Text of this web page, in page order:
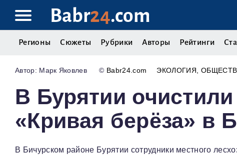
Babr24.com
Регионы Сюжеты Рубрики Авторы Рейтинги
Марк Яковлев © Babr24.com ЭКОЛОГИЯ
В Бурятии
«Кривая берёза» в
В Бичурском районе Бурятии сотрудники местного